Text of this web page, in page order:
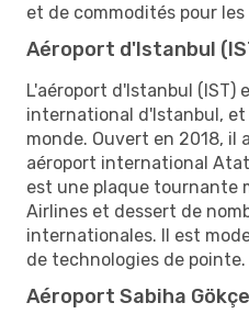
et de commodités pour
Aéroport d'Istanbul
L'aéroport d'Istanbul (IST)
international d'Istanbul, et
monde. Ouvert en 2018, il
aéroport international
est une plaque tournante
Airlines et dessert de
internationales. Il est
de technologies de pointe.
Aéroport Sabiha